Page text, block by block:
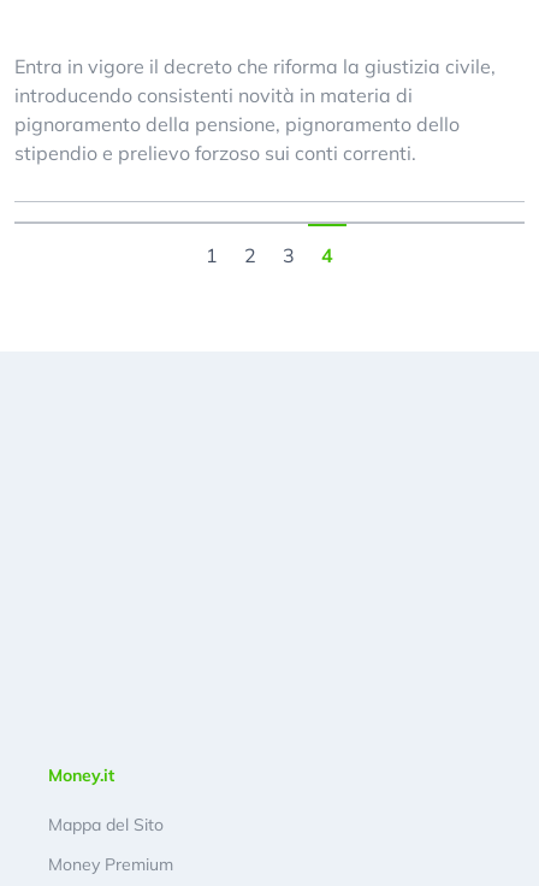
Entra in vigore il decreto che riforma la giustizia civile,
introducendo consistenti novità in materia di
pignoramento della pensione, pignoramento dello
stipendio e prelievo forzoso sui conti correnti.
1 2 3 4
Money.it
Mappa del Sito
Money Premium